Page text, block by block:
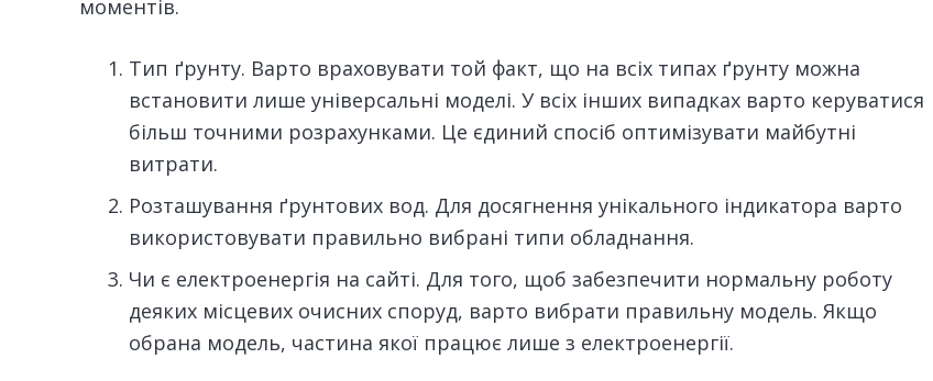
моментів.
Тип ґрунту. Варто враховувати той факт, що на всіх типах ґрунту можна
встановити лише універсальні моделі. У всіх інших випадках варто керуватися
більш точними розрахунками. Це єдиний спосіб оптимізувати майбутні
витрати.
Розташування ґрунтових вод. Для досягнення унікального індикатора варто
використовувати правильно вибрані типи обладнання.
Чи є електроенергія на сайті. Для того, щоб забезпечити нормальну роботу
деяких місцевих очисних споруд, варто вибрати правильну модель. Якщо
обрана модель, частина якої працює лише з електроенергії.